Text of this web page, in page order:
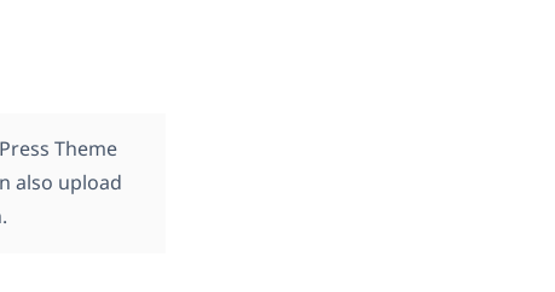
Theme
also upload